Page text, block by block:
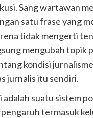
Sang wartawan
satu frase yang
tidak mengerti
mengubah topik
kondisi
jurnalis itu sendiri.
suatu sistem
termasuk